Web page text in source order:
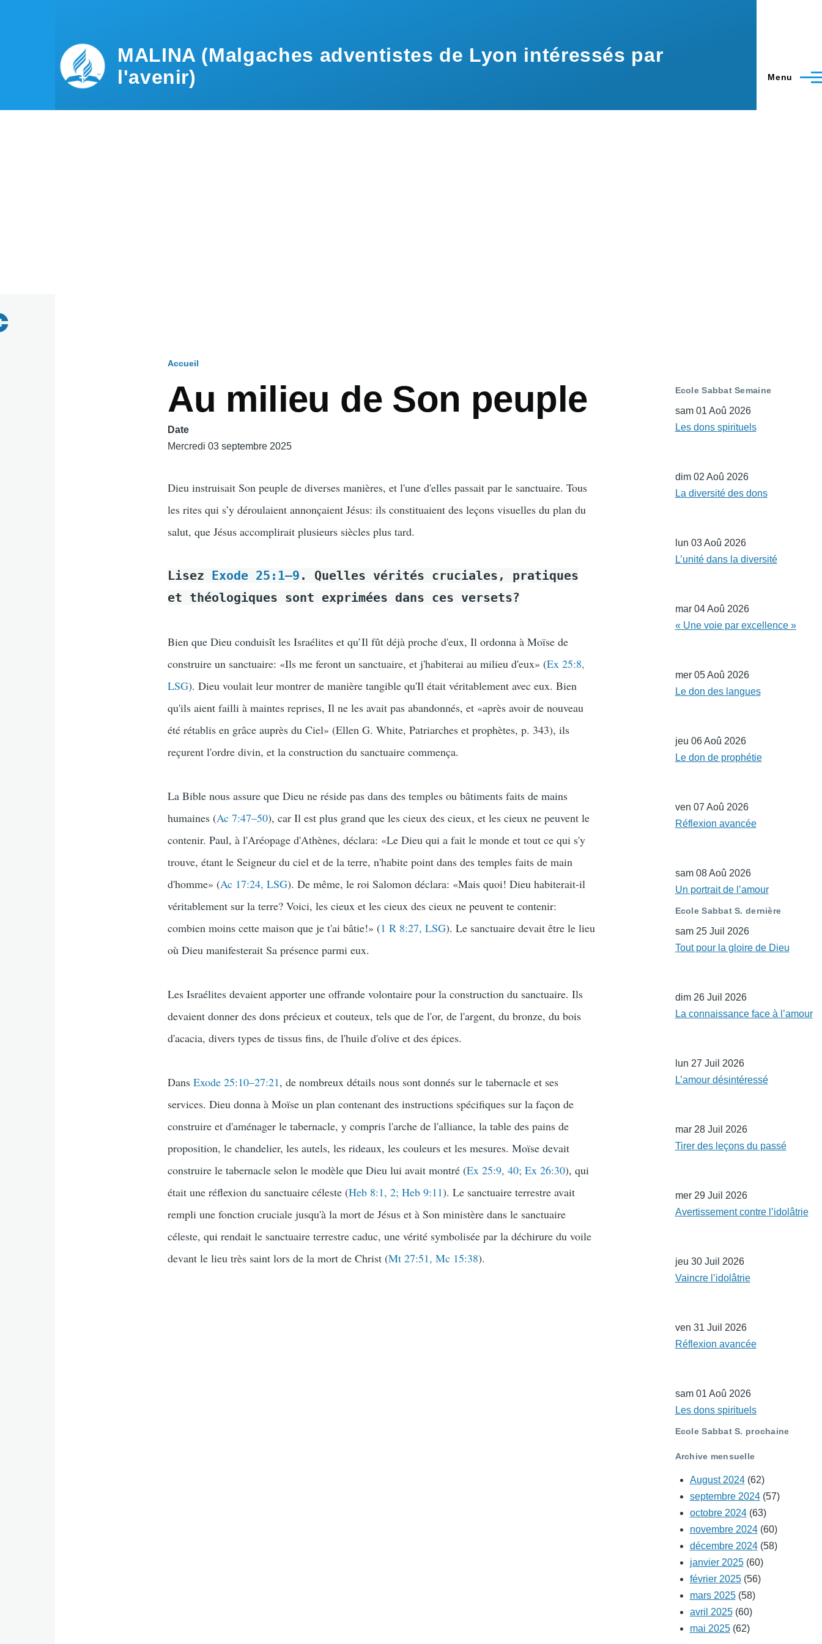
MALINA (Malgaches adventistes de Lyon intéressés par
l'avenir)
Menu
d'Ariane
Accueil
Au milieu de Son peuple
Date
Mercredi 03 septembre 2025
Dieu instruisait Son peuple de diverses manières, et l'une d'elles passait par le sanctuaire. Tous
les rites qui s’y déroulaient annonçaient Jésus: ils constituaient des leçons visuelles du plan du
salut, que Jésus accomplirait plusieurs siècles plus tard.
Lisez Exode 25:1–9 . Quelles vérités cruciales, pratiques
et théologiques sont exprimées dans ces versets?
Bien que Dieu conduisît les Israélites et qu’Il fût déjà proche d'eux, Il ordonna à Moïse de
construire un sanctuaire: «Ils me feront un sanctuaire, et j'habiterai au milieu d'eux» (Ex 25:8,
LSG). Dieu voulait leur montrer de manière tangible qu'Il était véritablement avec eux. Bien
qu'ils aient failli à maintes reprises, Il ne les avait pas abandonnés, et «après avoir de nouveau
été rétablis en grâce auprès du Ciel» (Ellen G. White, Patriarches et prophètes, p. 343), ils
reçurent l'ordre divin, et la construction du sanctuaire commença.
La Bible nous assure que Dieu ne réside pas dans des temples ou bâtiments faits de mains
humaines (Ac 7:47–50), car Il est plus grand que les cieux des cieux, et les cieux ne peuvent le
contenir. Paul, à l'Aréopage d'Athènes, déclara: «Le Dieu qui a fait le monde et tout ce qui s'y
trouve, étant le Seigneur du ciel et de la terre, n'habite point dans des temples faits de main
d'homme» (Ac 17:24, LSG). De même, le roi Salomon déclara: «Mais quoi! Dieu habiterait-il
véritablement sur la terre? Voici, les cieux et les cieux des cieux ne peuvent te contenir:
combien moins cette maison que je t'ai bâtie!» (1 R 8:27, LSG). Le sanctuaire devait être le lieu
où Dieu manifesterait Sa présence parmi eux.
Les Israélites devaient apporter une offrande volontaire pour la construction du sanctuaire. Ils
devaient donner des dons précieux et couteux, tels que de l'or, de l'argent, du bronze, du bois
d'acacia, divers types de tissus fins, de l'huile d'olive et des épices.
DansExode 25:10–27:21, de nombreux détails nous sont donnés sur le tabernacle et ses
services. Dieu donna à Moïse un plan contenant des instructions spécifiques sur la façon de
construire et d'aménager le tabernacle, y compris l'arche de l'alliance, la table des pains de
proposition, le chandelier, les autels, les rideaux, les couleurs et les mesures. Moïse devait
construire le tabernacle selon le modèle que Dieu lui avait montré (Ex 25:9, 40; Ex 26:30), qui
était une réflexion du sanctuaire céleste (Heb 8:1, 2; Heb 9:11). Le sanctuaire terrestre avait
rempli une fonction cruciale jusqu'à la mort de Jésus et à Son ministère dans le sanctuaire
céleste, qui rendait le sanctuaire terrestre caduc, une vérité symbolisée par la déchirure du voile
devant le lieu très saint lors de la mort de Christ (Mt 27:51, Mc 15:38).
Ecole Sabbat Semaine
sam 01 Aoû 2026
Les dons spirituels
dim 02 Aoû 2026
La diversité des dons
lun 03 Aoû 2026
L’unité dans la diversité
mar 04 Aoû 2026
« Une voie par excellence »
mer 05 Aoû 2026
Le don des langues
jeu 06 Aoû 2026
Le don de prophétie
ven 07 Aoû 2026
Réflexion avancée
sam 08 Aoû 2026
Un portrait de l’amour
Ecole Sabbat S. dernière
sam 25 Juil 2026
Tout pour la gloire de Dieu
dim 26 Juil 2026
La connaissance face à l’amour
lun 27 Juil 2026
L’amour désintéressé
mar 28 Juil 2026
Tirer des leçons du passé
mer 29 Juil 2026
Avertissement contre l’idolâtrie
jeu 30 Juil 2026
Vaincre l’idolâtrie
ven 31 Juil 2026
Réflexion avancée
sam 01 Aoû 2026
Les dons spirituels
Ecole Sabbat S. prochaine
Archive mensuelle
August 2024(62)
septembre 2024(57)
octobre 2024(63)
novembre 2024(60)
décembre 2024(58)
janvier 2025(60)
février 2025(56)
mars 2025(58)
avril 2025(60)
mai 2025(62)